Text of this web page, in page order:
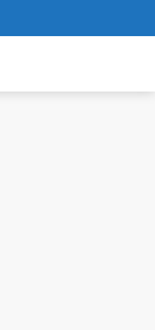
Penanganan